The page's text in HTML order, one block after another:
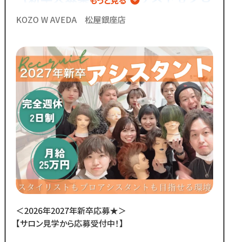
「30万円以上」☆
・月間来店人数2,000人以上（4店舗平均）
◆SNSで職場のリアルな雰囲気を
チェックできます！◆
￣￣￣￣￣￣￣￣￣￣￣￣￣
Instagram・TikTokで
当サロンの日常を配信中♪
＼
スタッフの技術紹介や職場の雰囲気、
撮影イベント・研修会の様子など、
リアルな職場環境をご覧いただけます☆
応募前に一度ご覧ください♪
Instagram ▷「@kozo.recruit」
Tiktok ▷「＠kozo_recruit」
で検索してください！
アシスタントも目指せる◎600人以
KOZO W AVEDA 松屋銀座店
＜2026年2027年新卒応募★＞
【サロン見学から応募受付中！】